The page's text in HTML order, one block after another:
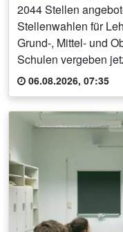
2044 Stellen
Stellenwahlen für
Grund-, Mittel- und
Schulen vergeben
06.08.2026, 07:35